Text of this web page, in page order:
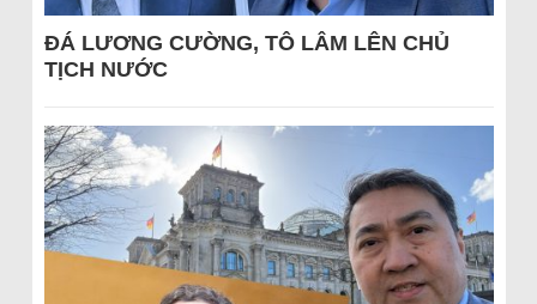
ĐÁ LƯƠNG CƯỜNG, TÔ LÂM LÊN CHỦ
TỊCH NƯỚC